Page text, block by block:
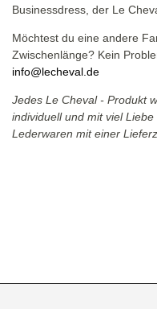
Businessdress, der Le
Möchtest du eine andere
Zwischenlänge? Kein
info@lecheval.de
Jedes Le Cheval - Produkt
individuell und mit viel
Lederwaren mit einer